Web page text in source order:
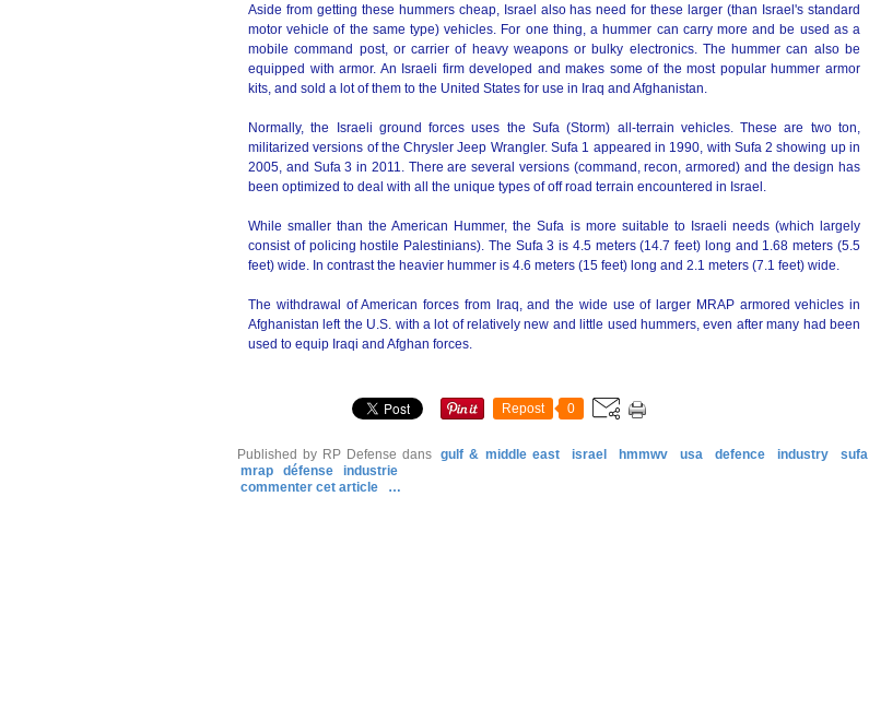
Aside from getting these hummers cheap, Israel also has need for these larger (than Israel's standard
motor vehicle of the same type) vehicles. For one thing, a hummer can carry more and be used as a
mobile command post, or carrier of heavy weapons or bulky electronics. The hummer can also be
equipped with armor. An Israeli firm developed and makes some of the most popular hummer armor
kits, and sold a lot of them to the United States for use in Iraq and Afghanistan.
Normally, the Israeli ground forces uses the Sufa (Storm) all-terrain vehicles. These are two ton,
militarized versions of the Chrysler Jeep Wrangler. Sufa 1 appeared in 1990, with Sufa 2 showing up in
2005, and Sufa 3 in 2011. There are several versions (command, recon, armored) and the design has
been optimized to deal with all the unique types of off road terrain encountered in Israel.
While smaller than the American Hummer, the Sufa is more suitable to Israeli needs (which largely
consist of policing hostile Palestinians). The Sufa 3 is 4.5 meters (14.7 feet) long and 1.68 meters (5.5
feet) wide. In contrast the heavier hummer is 4.6 meters (15 feet) long and 2.1 meters (7.1 feet) wide.
The withdrawal of American forces from Iraq, and the wide use of larger MRAP armored vehicles in
Afghanistan left the U.S. with a lot of relatively new and little used hummers, even after many had been
used to equip Iraqi and Afghan forces.
Repost 0
Published by RP Defense dans gulf & middle east israel hmmwv usa defence industry
sufa
mrap
défense
industrie
commenter cet article
…